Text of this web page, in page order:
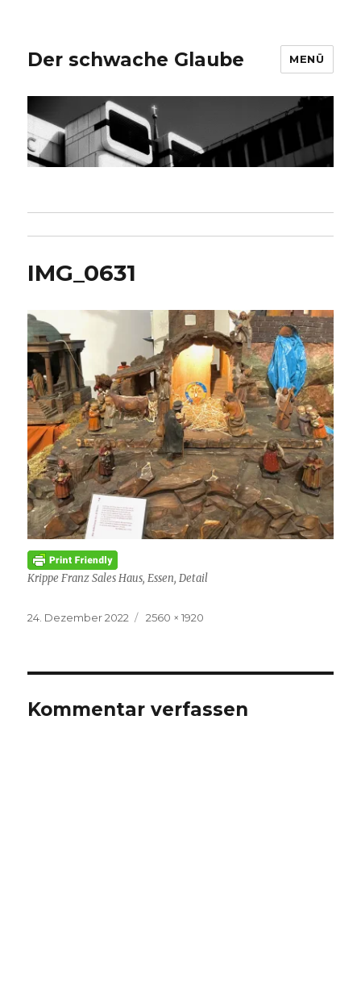
Der schwache Glaube MENÜ
IMG_0631
Krippe Franz Sales Haus, Essen, Detail
Veröffentlicht
24. Dezember 2022
Volle
2560 × 1920
Kommentar verfassen